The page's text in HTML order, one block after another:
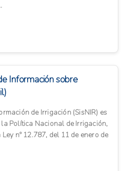
Información sobre
de Irrigación (SisNIR) es
Política Nacional de Irrigación,
nº 12.787, del 11 de enero de